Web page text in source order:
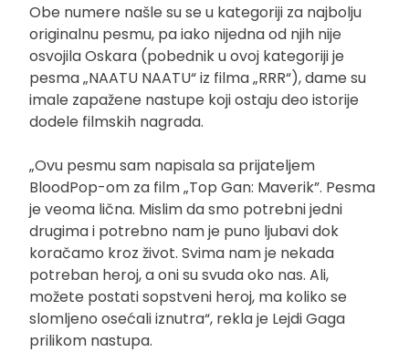
Obe numere našle su se u kategoriji za najbolju
originalnu pesmu, pa iako nijedna od njih nije
osvojila Oskara (pobednik u ovoj kategoriji je
pesma „NAATU NAATU“ iz filma „RRR“), dame su
imale zapažene nastupe koji ostaju deo istorije
dodele filmskih nagrada.
„Ovu pesmu sam napisala sa prijateljem
BloodPop-om za film „Top Gan: Maverik”. Pesma
je veoma lična. Mislim da smo potrebni jedni
drugima i potrebno nam je puno ljubavi dok
koračamo kroz život. Svima nam je nekada
potreban heroj, a oni su svuda oko nas. Ali,
možete postati sopstveni heroj, ma koliko se
slomljeno osećali iznutra“, rekla je Lejdi Gaga
prilikom nastupa.